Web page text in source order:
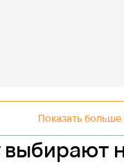
Показать больше